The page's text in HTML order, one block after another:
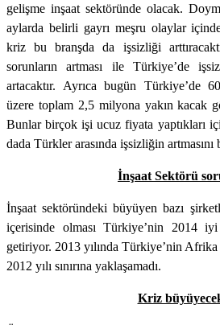
gelişme inşaat sektöründe olacak.
aylarda belirli gayrı meşru olaylar
kriz bu branşda da işsizliği
sorunların artması ile Türkiye’de
artacaktır. Ayrıca bugün Türkiye’de
üzere toplam 2,5 milyona yakın kacak
Bunlar birçok işi ucuz fiyata yaptıkları
dada Türkler arasında işsizliğin
İnşaat Sektörü
İnşaat sektöründeki büyüyen bazı
içerisinde olması Türkiye’nin 2014
getiriyor. 2013 yılında Türkiye’nin
2012 yılı sınırına yaklaşamadı.
Kriz